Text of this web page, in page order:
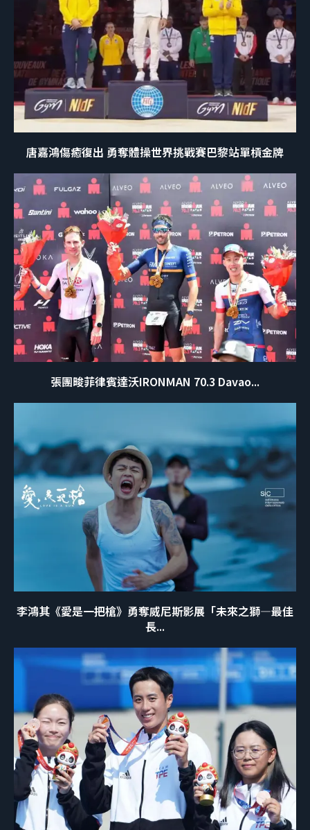
唐嘉鴻傷癒復出 勇奪體操世界挑戰賽巴黎站單槓金牌
張團畯菲律賓達沃IRONMAN 70.3 Davao...
李鴻其《愛是一把槍》勇奪威尼斯影展「未來之獅—最佳
長...